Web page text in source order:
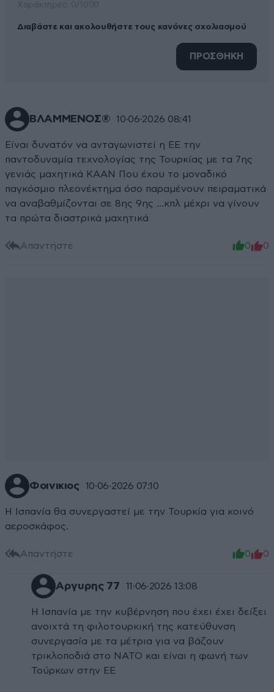
Διαβάστε και ακολουθήστε τους κανόνες σχολιασμού
ΠΡΟΣΘΗΚΗ
ΒΛΑΜΜΕΝΟΣ® 10·06·2026 08:41
Είναι δυνατόν να ανταγωνιστεί η ΕΕ την
παντοδυναμία τεχνολογίας της Τουρκίας με τα 7ης
γενιάς μαχητικά KAAN Που έχου το μοναδικό
παγκόσμιο πλεονέκτημα όσο παραμένουν πειραματικά
να αναβαθμίζονται σε 8ης 9ης ...κπλ μέχρι να γίνουν
τα πρώτα διαστρικά μαχητικά
Απαντήστε 0 0
Φοινικιος 10·06·2026 07:10
Η Ισπανία θα συνεργαστεί με την Τουρκία για κοινό
αεροσκάφος.
Απαντήστε 0 0
Αργυρης 77 11·06·2026 13:08
Η Ισπανία με την κυβέρνηση που έχει έχει δείξει
ανοιχτά τη φιλοτουρκική της κατεύθυνση
συνεργασία με τα μέτρια για να βάζουν
τρικλοποδιά στο ΝΑΤΟ και είναι η φωνή των
Τούρκων στην ΕΕ